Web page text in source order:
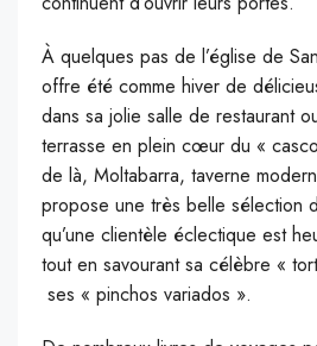
À quelques pas de l’église de
offre été comme hiver de
dans sa jolie salle de restaurant
terrasse en plein cœur du «
de là, Moltabarra, taverne
propose une très belle sélection
qu’une clientèle éclectique est
tout en savourant sa célèbre «
ses « pinchos variados ».